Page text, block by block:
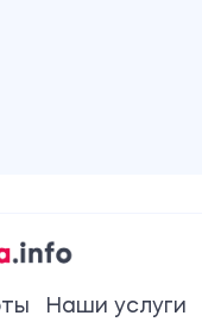
Наши услуги